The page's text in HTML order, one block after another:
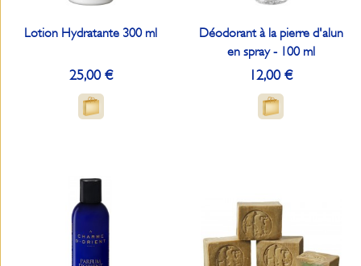
Lotion Hydratante 300 ml
25,00 €
Déodorant à la pierre d'alun
en spray - 100 ml
12,00 €